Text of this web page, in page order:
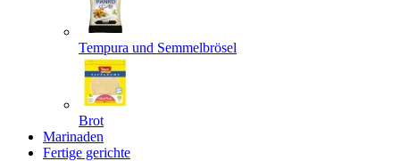
Tempura und Semmelbrösel
Brot
Marinaden
Fertige gerichte